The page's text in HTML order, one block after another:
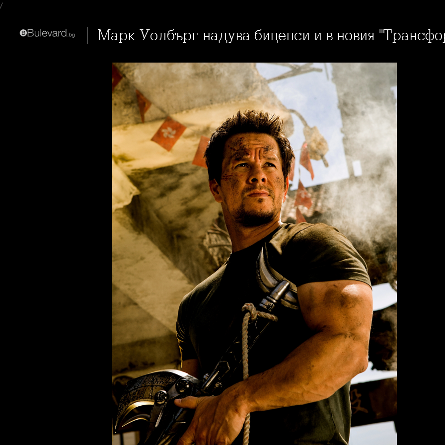
/
Марк Уолбърг надува бицепси и в новия